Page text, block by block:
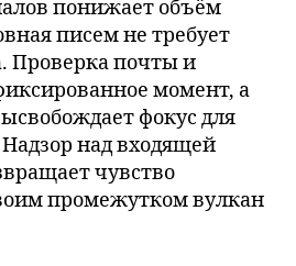
понижает объём
писем не требует
Проверка почты и
момент, а
фокус для
над входящей
чувство
промежутком вулкан